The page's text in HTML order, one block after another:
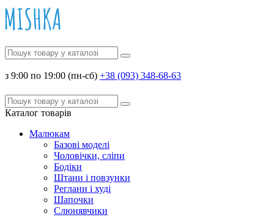
з 9:00 по 19:00 (пн-сб) +38 (093) 348-68-63
Каталог товарів
Малюкам
Базові моделі
Чоловічки, сліпи
Бодіки
Штани і повзунки
Реглани і худі
Шапочки
Слюнявчики